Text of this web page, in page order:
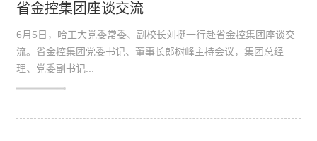
省金控集团座谈交流
6月5日，哈工大党委常委、副校长刘挺一行赴省金控集团座谈交
流。省金控集团党委书记、董事长郎树峰主持会议，集团总经
理、党委副书记...